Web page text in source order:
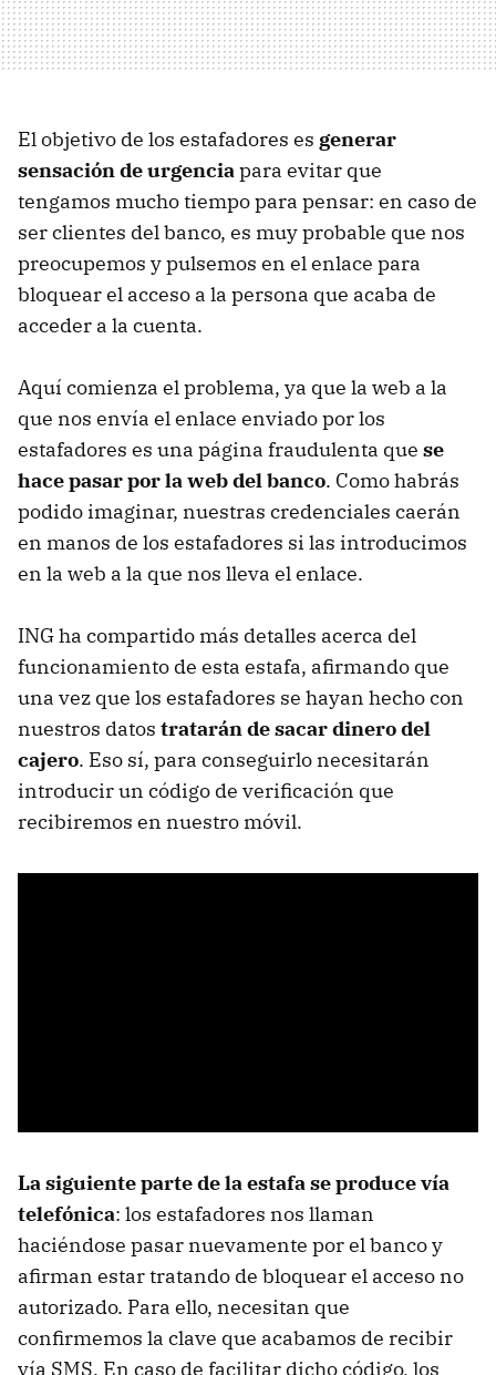
El objetivo de los estafadores es generar
sensación de urgenciapara evitar que
tengamos mucho tiempo para pensar: en caso de
ser clientes del banco, es muy probable que nos
preocupemos y pulsemos en el enlace para
bloquear el acceso a la persona que acaba de
acceder a la cuenta.
Aquí comienza el problema, ya que la web a la
que nos envía el enlace enviado por los
estafadores es una página fraudulenta que se
hace pasar por la web del banco. Como habrás
podido imaginar, nuestras credenciales caerán
en manos de los estafadores si las introducimos
en la web a la que nos lleva el enlace.
ING ha compartido más detalles acerca del
funcionamiento de esta estafa, afirmando que
una vez que los estafadores se hayan hecho con
nuestros datos tratarán de sacar dinero del
cajero. Eso sí, para conseguirlo necesitarán
introducir un código de verificación que
recibiremos en nuestro móvil.
La siguiente parte de la estafa se produce vía
telefónica: los estafadores nos llaman
haciéndose pasar nuevamente por el banco y
afirman estar tratando de bloquear el acceso no
autorizado. Para ello, necesitan que
confirmemos la clave que acabamos de recibir
vía SMS. En caso de facilitar dicho código, los